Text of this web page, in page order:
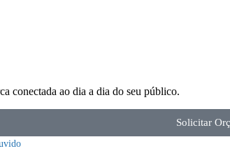
conectada ao dia a dia do seu público.
Solicitar